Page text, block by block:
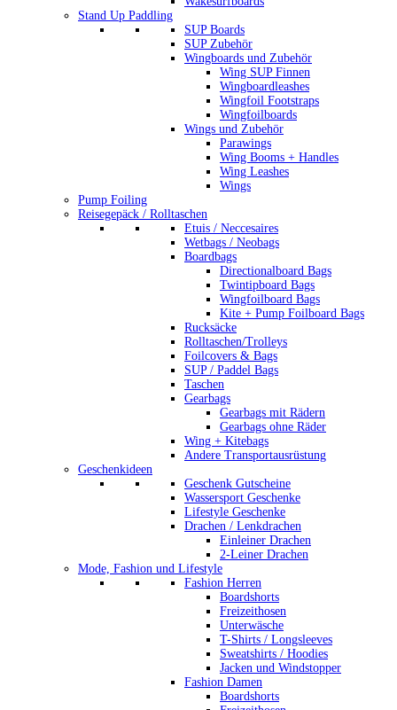
Stand Up Paddling
SUP Boards
SUP Zubehör
Wingboards und Zubehör
Wing SUP Finnen
Wingboardleashes
Wingfoil Footstraps
Wingfoilboards
Wings und Zubehör
Parawings
Wing Booms + Handles
Wing Leashes
Wings
Pump Foiling
Reisegepäck / Rolltaschen
Etuis / Neccesaires
Wetbags / Neobags
Boardbags
Directionalboard Bags
Twintipboard Bags
Wingfoilboard Bags
Kite + Pump Foilboard Bags
Rucksäcke
Rolltaschen/Trolleys
Foilcovers & Bags
SUP / Paddel Bags
Taschen
Gearbags
Gearbags mit Rädern
Gearbags ohne Räder
Wing + Kitebags
Andere Transportausrüstung
Geschenkideen
Geschenk Gutscheine
Wassersport Geschenke
Lifestyle Geschenke
Drachen / Lenkdrachen
Einleiner Drachen
2-Leiner Drachen
Mode, Fashion und Lifestyle
Fashion Herren
Boardshorts
Freizeithosen
Unterwäsche
T-Shirts / Longsleeves
Sweatshirts / Hoodies
Jacken und Windstopper
Fashion Damen
Boardshorts